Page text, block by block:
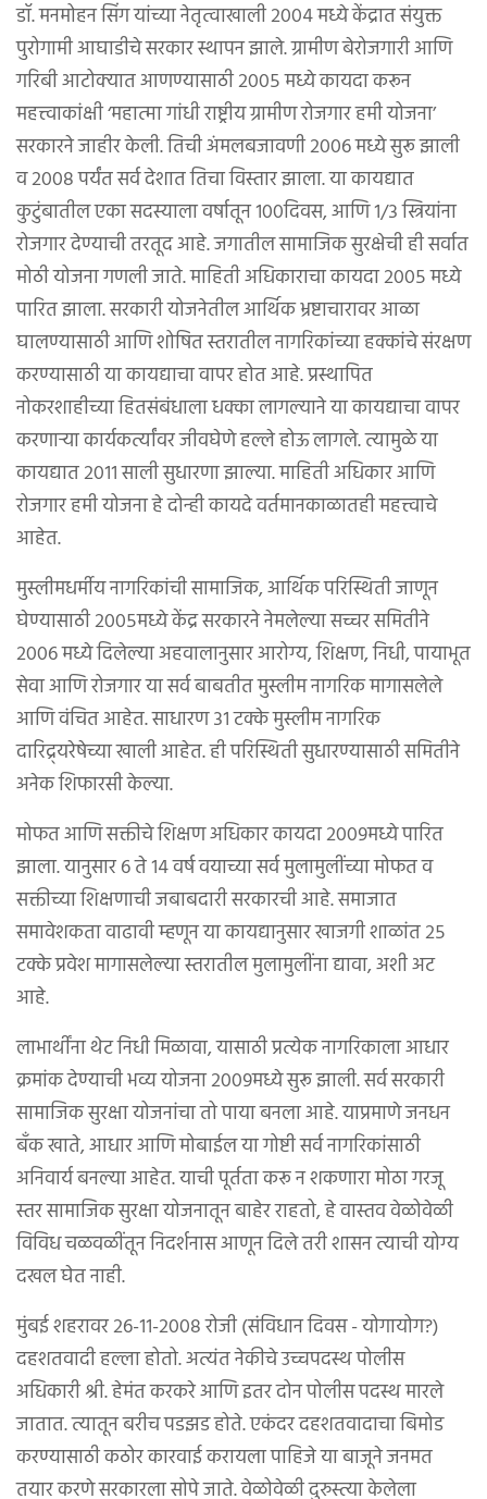
डॉ. मनमोहन सिंग यांच्या नेतृत्वाखाली २००४ मध्ये केंद्रात संयुक्त
पुरोगामी आघाडीचे सरकार स्थापन झाले. ग्रामीण बेरोजगारी आणि
गरिबी आटोक्यात आणण्यासाठी २००५ मध्ये कायदा करून
महत्त्वाकांक्षी ‘महात्मा गांधी राष्ट्रीय ग्रामीण रोजगार हमी योजना’
सरकारने जाहीर केली. तिची अंमलबजावणी २००६ मध्ये सुरू झाली
व २००८ पर्यंत सर्व देशात तिचा विस्तार झाला. या कायद्यात
कुटुंबातील एका सदस्याला वर्षातून १००दिवस, आणि १/३ स्त्रियांना
रोजगार देण्याची तरतूद आहे. जगातील सामाजिक सुरक्षेची ही सर्वात
मोठी योजना गणली जाते. माहिती अधिकाराचा कायदा २००५ मध्ये
पारित झाला. सरकारी योजनेतील आर्थिक भ्रष्टाचारावर आळा
घालण्यासाठी आणि शोषित स्तरातील नागरिकांच्या हक्कांचे संरक्षण
करण्यासाठी या कायद्याचा वापर होत आहे. प्रस्थापित
नोकरशाहीच्या हितसंबंधाला धक्का लागल्याने या कायद्याचा वापर
करणाऱ्या कार्यकर्त्यांवर जीवघेणे हल्ले होऊ लागले. त्यामुळे या
कायद्यात २०११ साली सुधारणा झाल्या. माहिती अधिकार आणि
रोजगार हमी योजना हे दोन्ही कायदे वर्तमानकाळातही महत्त्वाचे
आहेत.
मुस्लीमधर्मीय नागरिकांची सामाजिक, आर्थिक परिस्थिती जाणून
घेण्यासाठी २००५मध्ये केंद्र सरकारने नेमलेल्या सच्चर समितीने
२००६ मध्ये दिलेल्या अहवालानुसार आरोग्य, शिक्षण, निधी, पायाभूत
सेवा आणि रोजगार या सर्व बाबतीत मुस्लीम नागरिक मागासलेले
आणि वंचित आहेत. साधारण ३१ टक्के मुस्लीम नागरिक
दारिद्र्यरेषेच्या खाली आहेत. ही परिस्थिती सुधारण्यासाठी समितीने
अनेक शिफारसी केल्या.
मोफत आणि सक्तीचे शिक्षण अधिकार कायदा २००९मध्ये पारित
झाला. यानुसार ६ ते १४ वर्ष वयाच्या सर्व मुलामुलींच्या मोफत व
सक्तीच्या शिक्षणाची जबाबदारी सरकारची आहे. समाजात
समावेशकता वाढावी म्हणून या कायद्यानुसार खाजगी शाळांत २५
टक्के प्रवेश मागासलेल्या स्तरातील मुलामुलींना द्यावा, अशी अट
आहे.
लाभार्थींना थेट निधी मिळावा, यासाठी प्रत्येक नागरिकाला आधार
क्रमांक देण्याची भव्य योजना २००९मध्ये सुरू झाली. सर्व सरकारी
सामाजिक सुरक्षा योजनांचा तो पाया बनला आहे. याप्रमाणे जनधन
बँक खाते, आधार आणि मोबाईल या गोष्टी सर्व नागरिकांसाठी
अनिवार्य बनल्या आहेत. याची पूर्तता करू न शकणारा मोठा गरजू
स्तर सामाजिक सुरक्षा योजनातून बाहेर राहतो, हे वास्तव वेळोवेळी
विविध चळवळींतून निदर्शनास आणून दिले तरी शासन त्याची योग्य
दखल घेत नाही.
मुंबई शहरावर २६-११-२००८ रोजी (संविधान दिवस - योगायोग?)
दहशतवादी हल्ला होतो. अत्यंत नेकीचे उच्चपदस्थ पोलीस
अधिकारी श्री. हेमंत करकरे आणि इतर दोन पोलीस पदस्थ मारले
जातात. त्यातून बरीच पडझड होते. एकंदर दहशतवादाचा बिमोड
करण्यासाठी कठोर कारवाई करायला पाहिजे या बाजूने जनमत
तयार करणे सरकारला सोपे जाते. वेळोवेळी दुरुस्त्या केलेला